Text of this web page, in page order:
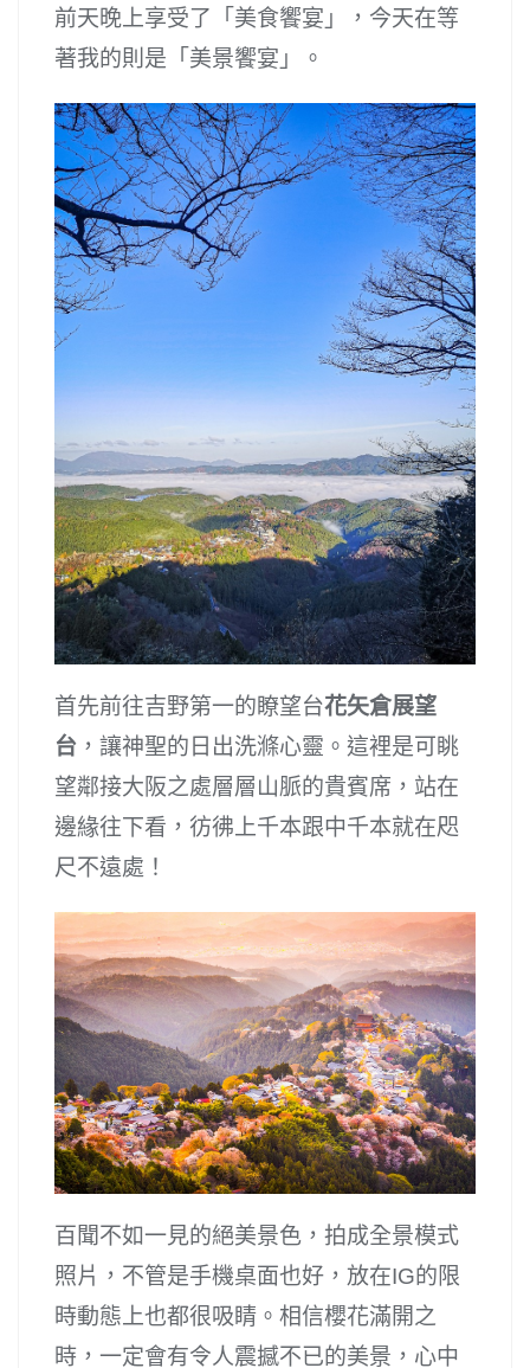
前天晚上享受了「美食饗宴」，今天在等
著我的則是「美景饗宴」。
首先前往吉野第一的瞭望台花矢倉展望
台 ，讓神聖的日出洗滌心靈。這裡是可眺
望鄰接大阪之處層層山脈的貴賓席，站在
邊緣往下看，彷彿上千本跟中千本就在咫
尺不遠處！
百聞不如一見的絕美景色，拍成全景模式
照片，不管是手機桌面也好，放在IG的限
時動態上也都很吸睛。相信櫻花滿開之
時，一定會有令人震撼不已的美景，心中